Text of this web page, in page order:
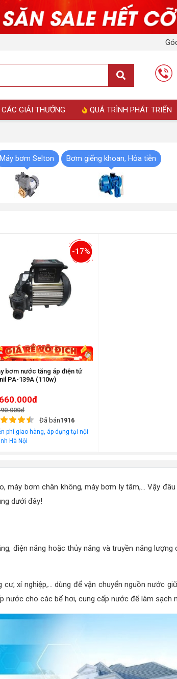
CÁC GIẢI THƯỞNG QUÁ TRÌNH PHÁT TRIỂN
Máy bơm Selton Bơm giếng khoan, Hỏa tiễn
-17%
bơm nước tăng áp điện tử
PA-139A (110w)
Đã bán1916
phí giao hàng, áp dụng tại nội
Hà Nội
máy bơm chân không, máy bơm ly tâm,... Vậy
dưới đây!
điện năng hoặc thủy năng và truyền năng
xí nghiệp,... dùng để vận chuyển nguồn nước
cho các bể hơi, cung cấp nước để làm sạch